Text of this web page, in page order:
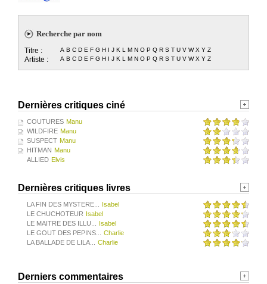
Recherche par nom
Titre : A B C D E F G H I J K L M N O P Q R S T U V W X Y Z
Artiste : A B C D E F G H I J K L M N O P Q R S T U V W X Y Z
Dernières critiques ciné
COUTURES Manu
WILDFIRE Manu
SUSPECT Manu
HITMAN Manu
ALLIED Elvis
Dernières critiques livres
LA FIN DES MYSTERE...
Isabel
LE CHUCHOTEUR Isabel
LE MAITRE DES ILLU...
Isabel
LE GOUT DES PEPINS...
Charlie
LA BALLADE DE LILA...
Charlie
Derniers commentaires